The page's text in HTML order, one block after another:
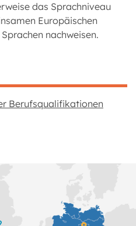
das Sprachniveau
Europäischen
nachweisen.
Berufsqualifikationen